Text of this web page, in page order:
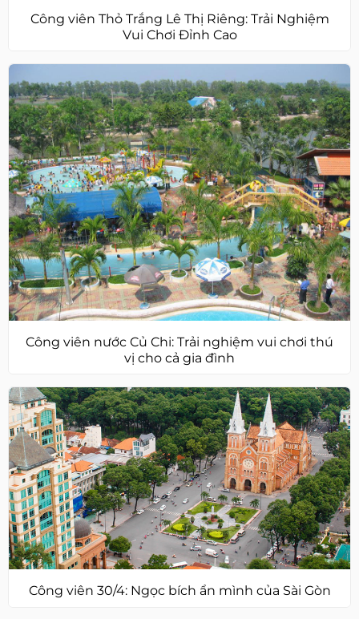
Công viên Thỏ Trắng Lê Thị Riêng: Trải Nghiệm
Vui Chơi Đỉnh Cao
Công viên nước Củ Chi: Trải nghiệm vui chơi thú
vị cho cả gia đình
Công viên 30/4: Ngọc bích ẩn mình của Sài Gòn